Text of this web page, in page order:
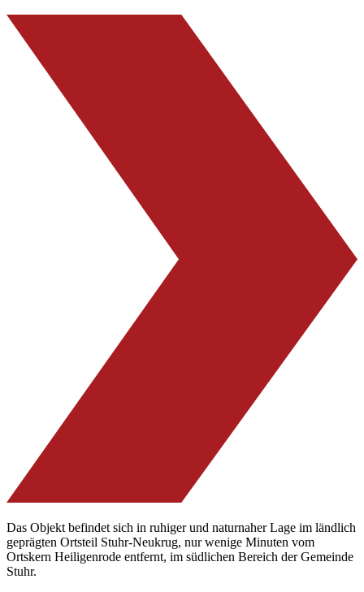
Das Objekt befindet sich in ruhiger und naturnaher Lage im ländlich
geprägten Ortsteil Stuhr-Neukrug, nur wenige Minuten vom
Ortskern Heiligenrode entfernt, im südlichen Bereich der Gemeinde
Stuhr.